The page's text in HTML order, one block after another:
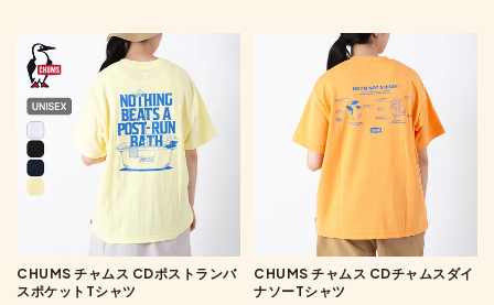
CHUMS チャムス CDポストランバ
スポケットTシャツ
CHUMS チャムス CDチャムスダイ
ナソーTシャツ